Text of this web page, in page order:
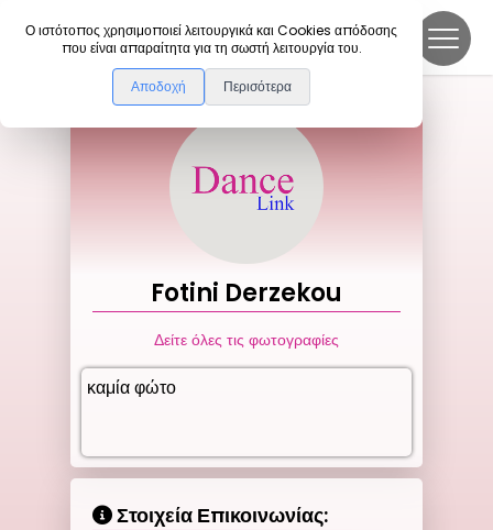
Ο ιστότοπος χρησιμοποιεί λειτουργικά και Cookies απόδοσης
που είναι απαραίτητα για τη σωστή λειτουργία του.
Αποδοχή Περισότερα
DanceLink
Fotini Derzekou
Δείτε όλες τις φωτογραφίες
καμία φώτο
Στοιχεία Επικοινωνίας: